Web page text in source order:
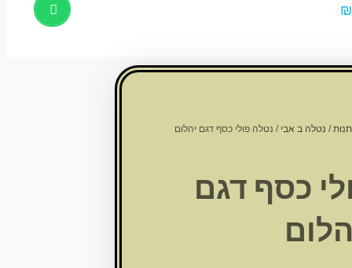
₪
/ נטלה ב אבי / נטלה פולי כסף דגם יהלום
כסף דגם